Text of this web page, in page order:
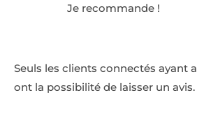
Je recommande !
Seuls les clients connectés ayant
ont la possibilité de laisser un avis.